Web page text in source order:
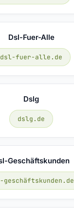
Dsl-Fuer-Alle
dsl-fuer-alle.de
Dslg
dslg.de
Geschäftskunden
geschäftskunden.de